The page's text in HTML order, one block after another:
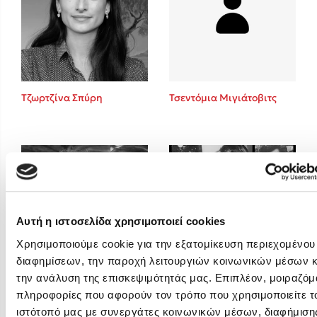
Αυτή η ιστοσελίδα χρησιμοποιεί cookies
Χρησιμοποιούμε cookie για την εξατομίκευση περιεχομένου
διαφημίσεων, την παροχή λειτουργιών κοινωνικών μέσων
την ανάλυση της επισκεψιμότητάς μας. Επιπλέον,
πληροφορίες που αφορούν τον τρόπο που χρησιμοποιείτε
ιστότοπό μας με συνεργάτες κοινωνικών μέσων,
Emily Henry
Ali Hazelwood
Cori Doerrfeld
Pierdomenico Baccalario
Δανάη Ιμπραχήμ
Τεστ: Ποιο αστυνομικό βιβλίο σου ταιριάζει για το καλοκαίρι;
3 βιβλία βασισμένα σε αληθινά γεγονότα!
Μια λέξη που συχνά νιώθεις αλλά την αγνοείς
Τι είναι η νευροποικιλότητα; Η Δρ. Δανάη Δεληγεώργη απαντά!
Συγχαρητήρια, Πέθανες! Μια ξενάγηση στον Άδη της ελληνικής
μυθολογίας
Εύκολη συνταγή για chicken BBQ pizza από τον Άκη Πετρετζίκη!
3 βιβλία που μπορείς να διαβάσεις σε μια μέρα!
Τζωρτζίνα Σπύρη Τσεντόμια Μιγιάτοβιτς
Φλώρα Παπαδοπούλου Φρέντυ Γερμανός